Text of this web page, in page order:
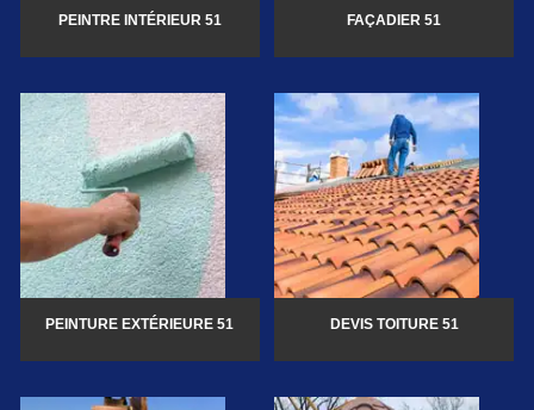
PEINTRE INTÉRIEUR 51 FAÇADIER 51
PEINTURE EXTÉRIEURE 51 DEVIS TOITURE 51